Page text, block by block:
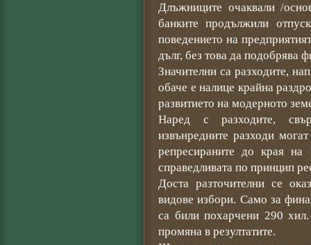
Длъжниците очаквали /
банките продължили
поведението на
дълг, без това да подобрява
Значителни са разходите,
обаче е налице крайна
развитието на модерното
Наред с разходите,
извънредните разходи
репресираните до края на
справедливата по принцип
Доста разточителни се
видове избори. Само за
са били похарчени 290
промяна в резултатите.